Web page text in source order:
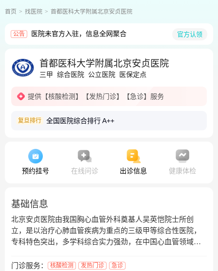
首页 找医院 首都医科大学附属北京安贞医院
公告 医院未官方入驻，信息全网聚合 官方认领
首都医科大学附属北京安贞医院
三甲 综合医院 公立医院 医保定点
提供 【核酸检测】 【发热门诊】 【急诊】 服务
复旦排行 全国医院综合排行A++
预约挂号 在线问诊 出诊信息 健康体检
基础信息
北京安贞医院由我国胸心血管外科奠基人吴英恺院士所创
立，是以治疗心肺血管疾病为重点的三级甲等综合性医院，
专科特色突出，多学科综合实力强劲，在中国心血管领域处
京市心肺血管中心为一个联合体。吴英恺院士被北京市卫生
门诊服务： 核酸检测 发热门诊 急诊